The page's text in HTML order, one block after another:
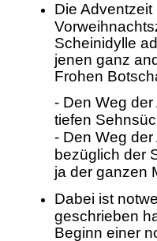
Die
Scheinidylle
jenen ganz
Frohen
- Den Weg
tiefen
- Den Weg
bezüglich der
ja der ganzen
Dabei ist
geschrieben
Beginn einer